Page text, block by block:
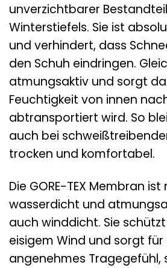
unverzichtbarer
Winterstiefels. Sie ist
und verhindert, dass
den Schuh eindringen.
atmungsaktiv und sorgt
Feuchtigkeit von innen
abtransportiert wird. So
auch bei
trocken und komfortabel.
Die GORE-TEX Membran
wasserdicht und
auch winddicht. Sie
eisigem Wind und sorgt für
angenehmes Tragegefühl,